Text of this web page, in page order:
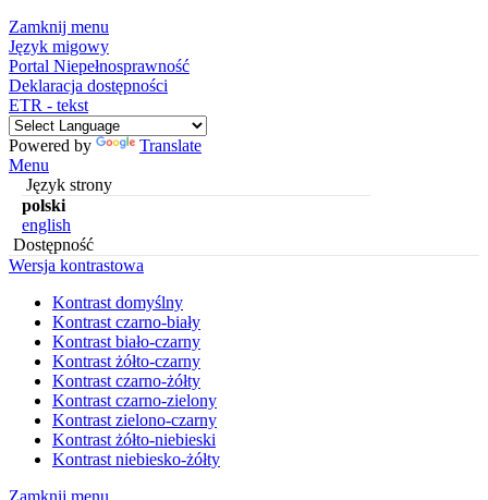
Zamknij menu
Język migowy
Portal Niepełnosprawność
Deklaracja dostępności
ETR - tekst
Powered by
Translate
Menu
Język strony
polski
english
Dostępność
Wersja kontrastowa
Kontrast domyślny
Kontrast czarno-biały
Kontrast biało-czarny
Kontrast żółto-czarny
Kontrast czarno-żółty
Kontrast czarno-zielony
Kontrast zielono-czarny
Kontrast żółto-niebieski
Kontrast niebiesko-żółty
Zamknij menu